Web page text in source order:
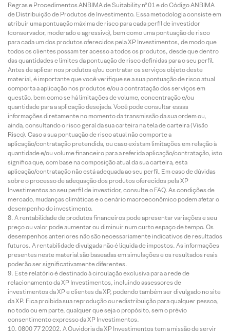
Regras e Procedimentos ANBIMA de Suitability nº 01 e do Código ANBIMA
de Distribuição de Produtos de Investimento. Essa metodologia consiste em
atribuir uma pontuação máxima de risco para cada perfil de investidor
(conservador, moderado e agressivo), bem como uma pontuação de risco
para cada um dos produtos oferecidos pela XP Investimentos, de modo que
todos os clientes possam ter acesso a todos os produtos, desde que dentro
das quantidades e limites da pontuação de risco definidas para o seu perfil.
Antes de aplicar nos produtos e/ou contratar os serviços objeto deste
material, é importante que você verifique se a sua pontuação de risco atual
comporta a aplicação nos produtos e/ou a contratação dos serviços em
questão, bem como se há limitações de volume, concentração e/ou
quantidade para a aplicação desejada. Você pode consultar essas
informações diretamente no momento da transmissão da sua ordem ou,
ainda, consultando o risco geral da sua carteira na tela de carteira (Visão
Risco). Caso a sua pontuação de risco atual não comporte a
aplicação/contratação pretendida, ou caso existam limitações em relação à
quantidade e/ou volume financeiro para a referida aplicação/contratação, isto
significa que, com base na composição atual da sua carteira, esta
aplicação/contratação não está adequada ao seu perfil. Em caso de dúvidas
sobre o processo de adequação dos produtos oferecidos pela XP
Investimentos ao seu perfil de investidor, consulte o FAQ. As condições de
mercado, mudanças climáticas e o cenário macroeconômico podem afetar o
desempenho do investimento.
A rentabilidade de produtos financeiros pode apresentar variações e seu
preço ou valor pode aumentar ou diminuir num curto espaço de tempo. Os
desempenhos anteriores não são necessariamente indicativos de resultados
futuros. A rentabilidade divulgada não é líquida de impostos. As informações
presentes neste material são baseadas em simulações e os resultados reais
poderão ser significativamente diferentes.
Este relatório é destinado à circulação exclusiva para a rede de
relacionamento da XP Investimentos, incluindo assessores de
investimentos da XP e clientes da XP, podendo também ser divulgado no site
da XP. Fica proibida sua reprodução ou redistribuição para qualquer pessoa,
no todo ou em parte, qualquer que seja o propósito, sem o prévio
consentimento expresso da XP Investimentos.
0800 77 20202. A Ouvidoria da XP Investimentos tem a missão de servir